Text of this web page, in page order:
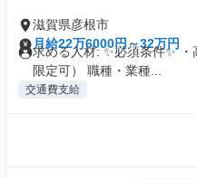
滋賀県彦根市
月給22万6000円～32万円
求める人材: ✨必須条件✨
限定可） 職種・業種...
交通費支給